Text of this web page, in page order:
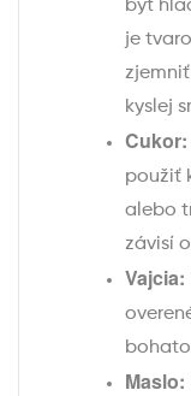
byť
je
kyslej
Cukor:
použiť
alebo
závisí
Vajcia:
Maslo: